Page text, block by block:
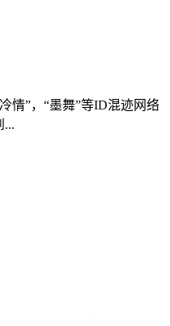
情”，“墨舞”等ID混迹网络
...